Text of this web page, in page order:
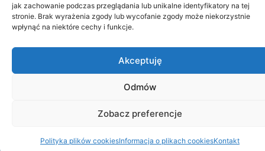
jak zachowanie podczas przeglądania lub unikalne identyfikatory na tej
stronie. Brak wyrażenia zgody lub wycofanie zgody może niekorzystnie
wpłynąć na niektóre cechy i funkcje.
Akceptuję
Odmów
Zobacz preferencje
Polityka plików cookiesInformacja o plikach cookiesKontakt
© 2026 Wszystkie prawa zastrzeżone. | Szpital Miejski w
Rudzie Śląskiej Sp. z o.o.